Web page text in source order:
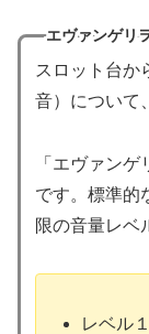
エヴァンゲリ
スロット台か
音）について
「エヴァン
です。標準的
限の音量レベ
レベル